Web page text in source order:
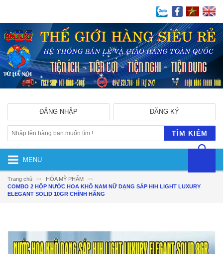
ĐĂNG KÝ
ĐĂNG NHẬP
TÌM KIẾM
MENU
Trang chủ
HÓA MỸ PHẨM
COMBO 2 HỘP NƯỚC HOA KHÔ NAM NỮ DẠNG SÁP HIH LIGHT LUXURY
ELEGANT SOLID 10GR CHÍNH HÃNG